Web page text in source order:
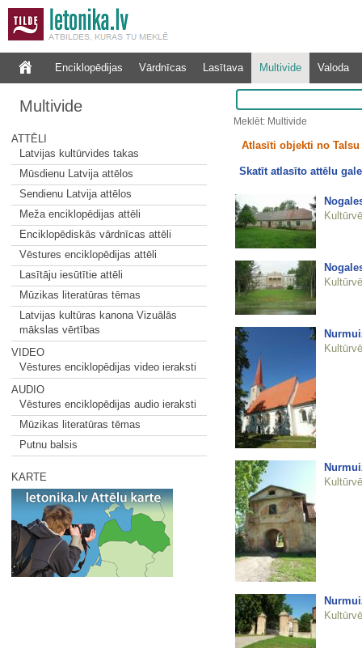
Enciklopēdijas Vārdnīcas Lasītava Multivide Valoda
Multivide
ATTĒLI
Latvijas kultūrvides takas
Mūsdienu Latvija attēlos
Sendienu Latvija attēlos
Meža enciklopēdijas attēli
Enciklopēdiskās vārdnīcas attēli
Vēstures enciklopēdijas attēli
Lasītāju iesūtītie attēli
Mūzikas literatūras tēmas
Latvijas kultūras kanona Vizuālās
mākslas vērtības
VIDEO
Vēstures enciklopēdijas video ieraksti
AUDIO
Vēstures enciklopēdijas audio ieraksti
Mūzikas literatūras tēmas
Putnu balsis
KARTE
Meklēt: Multivide
Atlasīti objekti no Talsu
Skatīt atlasīto attēlu